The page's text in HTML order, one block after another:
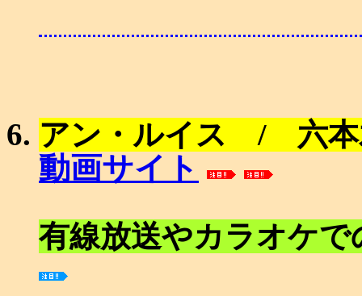
アン・ルイス / 六
動画サイト
有線放送やカラオケ